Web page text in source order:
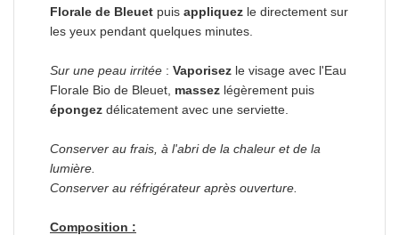
Florale de Bleuet puis appliquez le directement sur
les yeux pendant quelques minutes.
Sur une peau irritée : Vaporisez le visage avec l'Eau
Florale Bio de Bleuet, massez légèrement puis
épongez délicatement avec une serviette.
Conserver au frais, à l'abri de la chaleur et de la
lumière.
Conserver au réfrigérateur après ouverture.
Composition :